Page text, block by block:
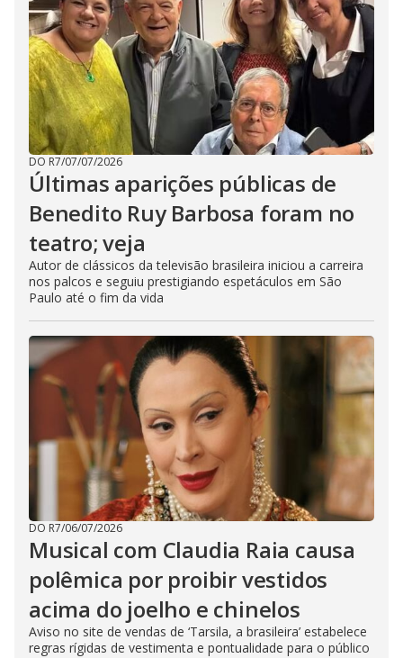
DO R7/07/07/2026
Últimas aparições públicas de
Benedito Ruy Barbosa foram no
teatro; veja
Autor de clássicos da televisão brasileira iniciou a carreira
nos palcos e seguiu prestigiando espetáculos em São
Paulo até o fim da vida
DO R7/06/07/2026
Musical com Claudia Raia causa
polêmica por proibir vestidos
acima do joelho e chinelos
Aviso no site de vendas de ‘Tarsila, a brasileira’ estabelece
regras rígidas de vestimenta e pontualidade para o público